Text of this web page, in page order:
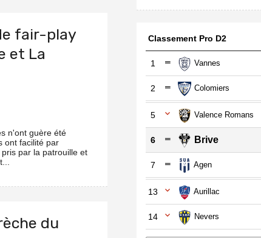
fair-play
et La
n'ont guère été
ont facilité par
par la patrouille et
du
Classement Pro D2
1 Vannes
2 Colomiers
5 Valence Romans
6 Brive
7 Agen
13 Aurillac
14 Nevers